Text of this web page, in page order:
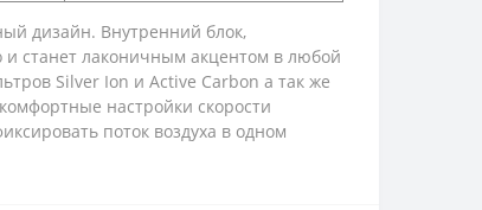
дизайн. Внутренний блок,
станет лаконичным акцентом в любой
Silver Ion и Active Carbon а так же
настройки скорости
поток воздуха в одном